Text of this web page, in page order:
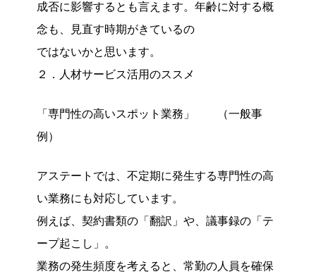
成否に影響するとも言えます。年齢に対する概
念も、見直す時期がきているの
ではないかと思います。
２．人材サービス活用のススメ
「専門性の高いスポット業務」 （一般事
例）
アステートでは、不定期に発生する専門性の高
い業務にも対応しています。
例えば、契約書類の「翻訳」や、議事録の「テ
ープ起こし」。
業務の発生頻度を考えると、常勤の人員を確保